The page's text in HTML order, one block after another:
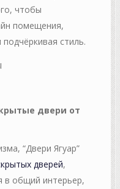
чтобы
помещения,
стиль.
двери от
“Двери Ягуар”
дверей,
в общий интерьер,